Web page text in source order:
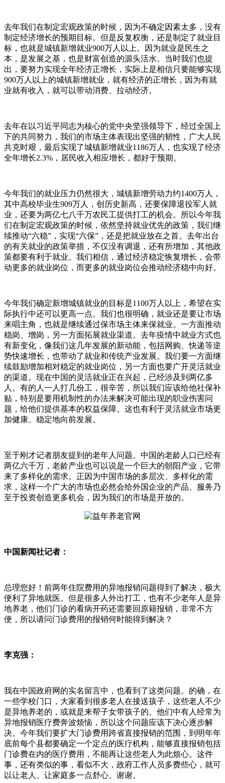
去年我们在制定宏观政策的时候，因为不确定因素太多，没有
制定经济增长的预期目标。但是反复权衡，还是制定了就业目
标，也就是城镇新增就业900万人以上。因为就业是民生之
本，是发展之基，也是财富创造的源头活水。当时我们也提
出，要努力实现全年经济正增长，实际上是相信只要能够实现
900万人以上的城镇新增就业，就有经济的正增长，因为有就
业就有收入，就可以带动消费、拉动经济。
去年在以习近平同志为核心的党中央坚强领导下，经过全国上
下的共同努力，我们的市场主体表现出坚强的韧性，广大人民
共克时艰，最后实现了城镇新增就业1186万人，也实现了经济
全年增长2.3%，居民收入相应增长，都好于预期。
今年我们的就业压力仍然很大，城镇新增劳动力约1400万人，
其中高校毕业生909万人，创历史新高，还要保障退役军人就
业，还要为两亿七八千万农民工提供打工的机会。所以今年我
们在制定宏观政策的时候，依然坚持就业优先的政策，我们继
续推动“六稳”，实现“六保”，还是把就业放在之首。去年出台
的有关就业的政策举措，不仅没有调退，还有所增加，其他政
策都要有利于就业。我们相信，通过经济稳定恢复增长，会带
动更多的就业岗位，而更多的就业岗位会推动经济稳中向好。
今年我们确定新增城镇就业的目标是1100万人以上，希望在实
际执行中还可以更高一点。我们也很明确，就业还是要让市场
来唱主角，也就是继续通过保市场主体来保就业。一方面推动
稳岗、增岗，另一方面拓展就业渠道。去年疫情中就业方式也
有新变化，像我们这几年发展的新动能，包括网购、快递等逆
势快速增长，也带动了就业和传统产业发展。我们要一方面继
续鼓励增加相对稳定的就业岗位，另一方面也要广开灵活就业
的渠道。现在中国的灵活就业正在兴起，已经涉及到两亿多
人。有的人一人打几份工，很辛苦，所以我们应该给他社保补
贴，特别是要用机制性的办法来解决可能出现的职业伤害问
题，给他们提供基本的权益保障。这也有利于灵活就业市场更
加健康、稳定地向前发展。
至于刚才记者朋友提到的老年人问题。中国的老龄人口已经有
两亿六千万，老龄产业也可以说是一个巨大的朝阳产业，它带
来了多样化的需求。正因为中国市场的多层次、多样化的需
求，这样一个广大的市场也必然会给外国企业的产品、服务乃
至于投资创造更多机会，因为我们的市场是开放的。
中国新闻社记者：
总理您好！前两年住院费用的异地报销问题得到了解决，极大
便利了异地就医。但是很多人外出打工，也有不少老年人是异
地养老，他们门诊的看病开药还需要回原籍报销，非常不方
便，所以请问门诊费用的报销何时能得到解决？
李克强：
我在中国政府网的实名留言中，也看到了这类问题。的确，在
一些学校门口，大家看到很多老人在接送孩子，这些老人不少
是异地养老的，或就是来帮子女带孩子的。他们中有人经常为
异地报销医疗费奔波烦恼，所以这个问题应该下决心逐步解
决。今年我们要扩大门诊费用跨省直接报销的范围，到明年年
底前每个县都要确定一个定点的医疗机构，能够直接报销包括
门诊费在内的医疗费用，不能再让这些老人为此烦心。这件
事，还有类似的事，看似不大，政府工作人员多费些心，就可
以让老人、让家庭多一点舒心。谢谢。